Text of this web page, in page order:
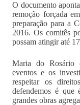
O documento
remoção forçada
preparação para a
2016. Os comitês
possam atingir até
Maria do Rosário
eventos e os
respeitar os
defendemos é que
grandes obras